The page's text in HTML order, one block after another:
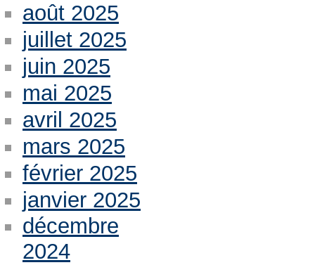
août 2025
juillet 2025
juin 2025
mai 2025
avril 2025
mars 2025
février 2025
janvier 2025
décembre
2024